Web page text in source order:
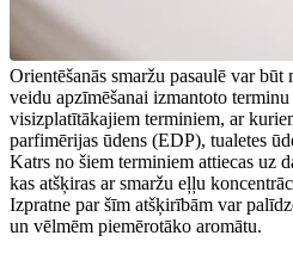
Orientēšanās smaržu pasaulē var būt
veidu apzīmēšanai izmantoto
visizplatītākajiem terminiem, ar
parfimērijas ūdens (EDP), tualetes
Katrs no šiem terminiem attiecas uz
kas atšķiras ar smaržu eļļu
Izpratne par šīm atšķirībām var
un vēlmēm piemērotāko aromātu.